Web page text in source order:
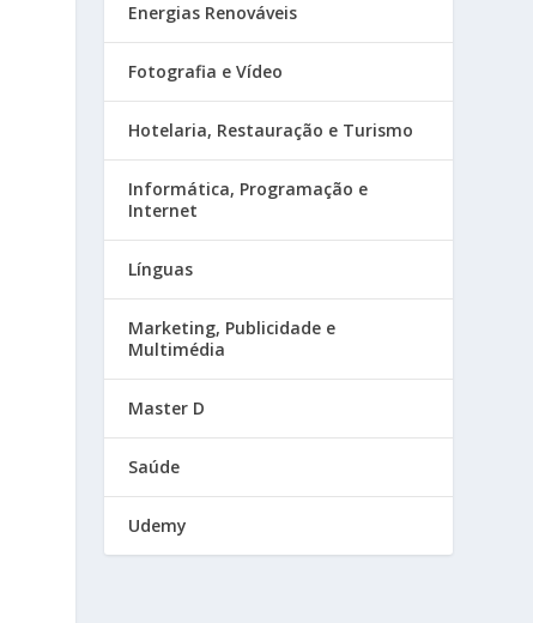
Energias Renováveis
Fotografia e Vídeo
Hotelaria, Restauração e Turismo
Informática, Programação e
Internet
Línguas
Marketing, Publicidade e
Multimédia
Master D
Saúde
Udemy